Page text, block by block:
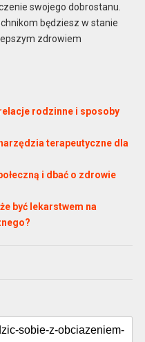
swojego dobrostanu.
będziesz w stanie
zdrowiem
rodzinne i sposoby
terapeutyczne dla
i dbać o zdrowie
być lekarstwem na